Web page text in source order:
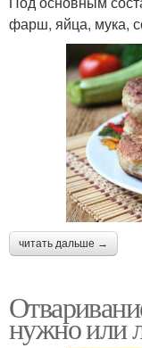
фарш, яйца, мука,
читать дальше →
нужно или